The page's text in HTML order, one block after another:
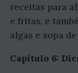
receitas para
e fritas, e
algas e sopa
Capítulo 6: